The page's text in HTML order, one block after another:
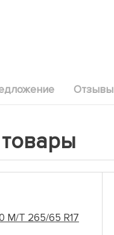
Отзывы
M/T 265/65 R17